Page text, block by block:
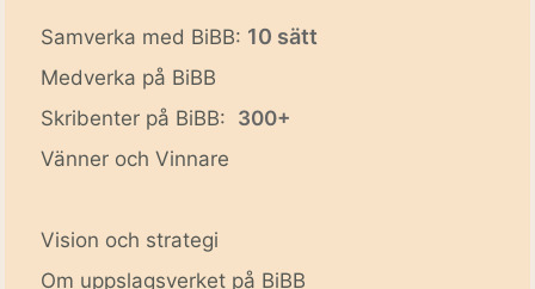
Samverka med BiBB: 10 sätt
Medverka på BiBB
Skribenter på BiBB: 300+
Vänner och Vinnare
Vision och strategi
Om uppslagsverket på BiBB